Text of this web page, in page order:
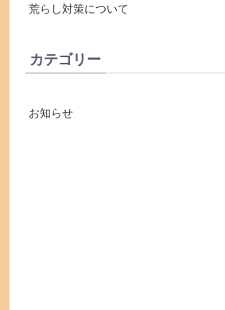
荒らし対策について
カテゴリー
お知らせ